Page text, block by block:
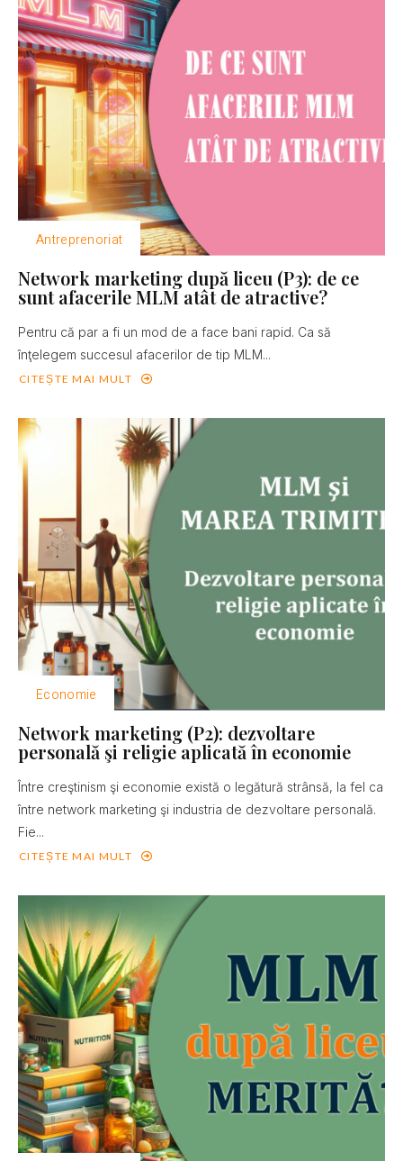
Antreprenoriat
Network marketing după liceu (P3): de ce
sunt afacerile MLM atât de atractive?
Pentru că par a fi un mod de a face bani rapid. Ca să
înţelegem succesul afacerilor de tip MLM...
CITEȘTE MAI MULT
Economie
Network marketing (P2): dezvoltare
personală şi religie aplicată în economie
Între creştinism şi economie există o legătură strânsă, la fel ca
între network marketing şi industria de dezvoltare personală.
Fie...
CITEȘTE MAI MULT